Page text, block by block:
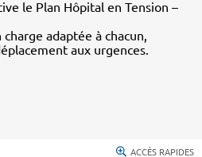
le Plan Hôpital en Tension –
adaptée à chacun,
aux urgences.
ACCÈS RAPIDES